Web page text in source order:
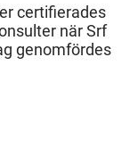
certifierades
när Srf
genomfördes